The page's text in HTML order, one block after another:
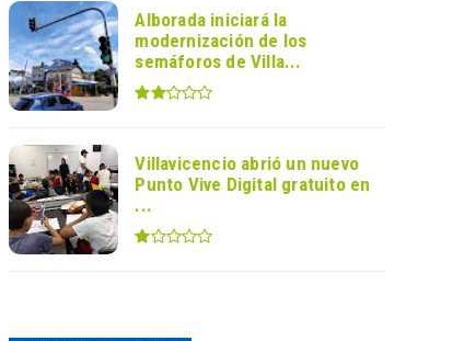
Alborada iniciará la
modernización de los
semáforos de Villa...
Villavicencio abrió un nuevo
Punto Vive Digital gratuito en
...